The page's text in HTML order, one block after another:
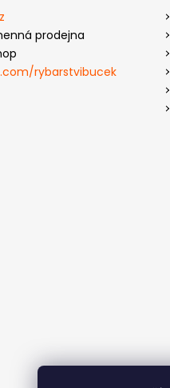
prodejna
rybarstvibucek